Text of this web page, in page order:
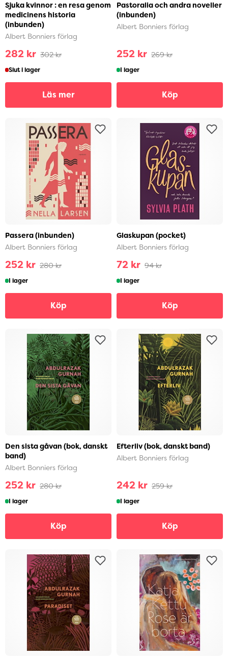
Sjuka kvinnor : en resa genom
medicinens historia
(inbunden)
Albert Bonniers förlag
282 kr 302 kr
Slut i lager
Läs mer
Pastoralia och andra noveller
(inbunden)
Albert Bonniers förlag
252 kr 269 kr
I lager
Köp
Passera (inbunden)
Albert Bonniers förlag
252 kr 280 kr
I lager
Köp
Glaskupan (pocket)
Albert Bonniers förlag
72 kr 94 kr
I lager
Köp
Den sista gåvan (bok, danskt
band)
Albert Bonniers förlag
252 kr 280 kr
I lager
Köp
Efterliv (bok, danskt band)
Albert Bonniers förlag
242 kr 259 kr
I lager
Köp